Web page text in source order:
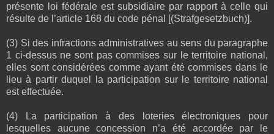
présente loi fédérale est subsidiaire par rapport à celle qui
résulte de l’article 168 du code pénal [(Strafgesetzbuch)].
(3) Si des infractions administratives au sens du paragraphe
1 ci-dessus ne sont pas commises sur le territoire national,
elles sont considérées comme ayant été commises dans le
lieu à partir duquel la participation sur le territoire national
est effectuée.
(4) La participation à des loteries électroniques pour
lesquelles aucune concession n’a été accordée par le